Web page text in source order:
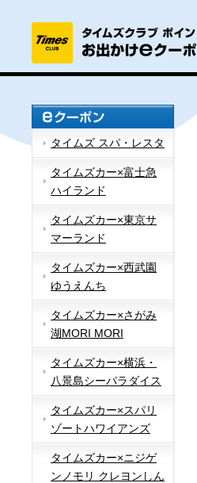
タイムズ スパ・レスタ
タイムズカー×富士急
ハイランド
タイムズカー×東京サ
マーランド
タイムズカー×西武園
ゆうえんち
タイムズカー×さがみ
湖MORI MORI
タイムズカー×横浜・
八景島シーパラダイス
タイムズカー×スパリ
ゾートハワイアンズ
タイムズカー×ニジゲ
ンノモリ クレヨンしん